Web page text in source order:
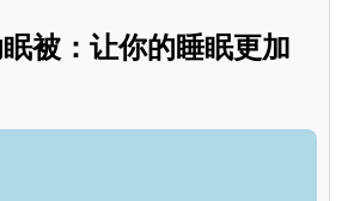
被：让你的睡眠更加